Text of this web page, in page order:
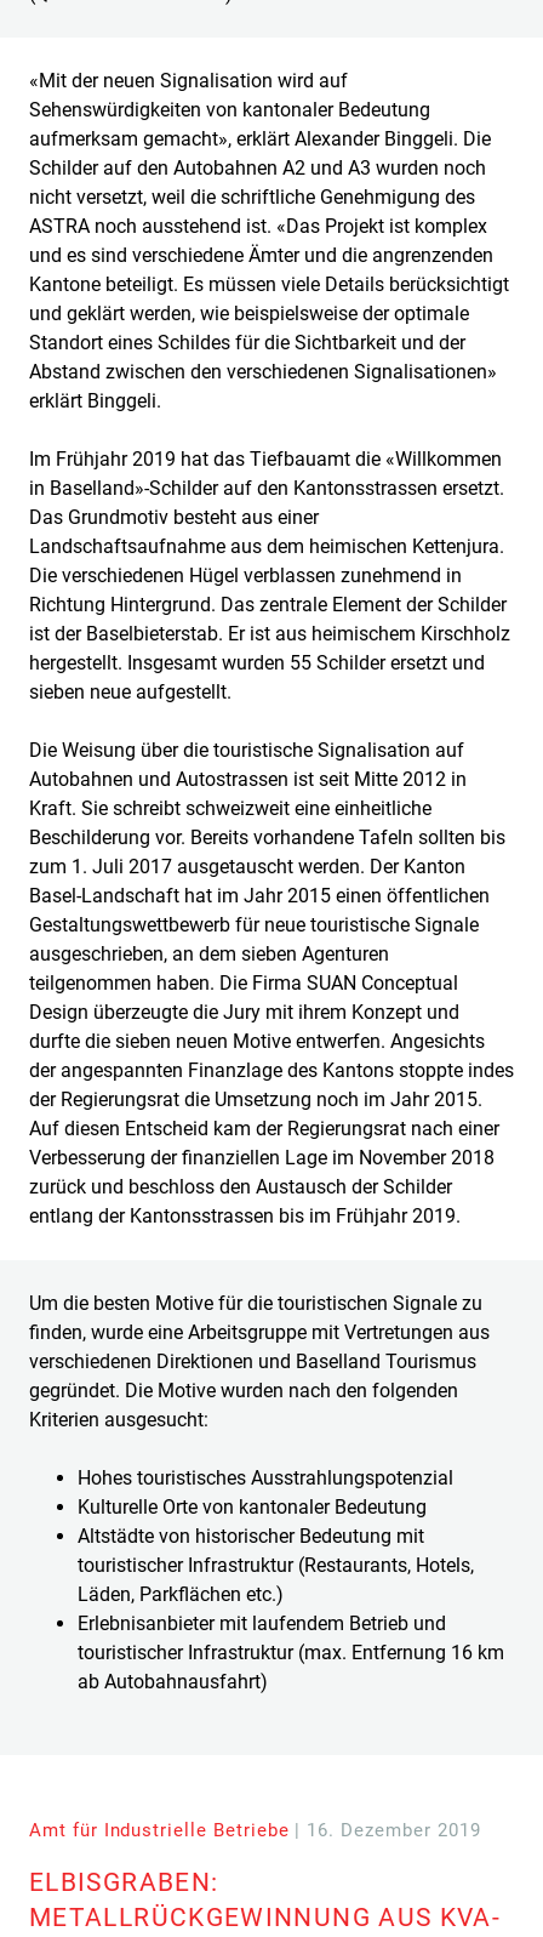
«Mit der neuen Signalisation wird auf
Sehenswürdigkeiten von kantonaler Bedeutung
aufmerksam gemacht», erklärt Alexander Binggeli. Die
Schilder auf den Autobahnen A2 und A3 wurden noch
nicht versetzt, weil die schriftliche Genehmigung des
ASTRA noch ausstehend ist. «Das Projekt ist komplex
und es sind verschiedene Ämter und die angrenzenden
Kantone beteiligt. Es müssen viele Details berücksichtigt
und geklärt werden, wie beispielsweise der optimale
Standort eines Schildes für die Sichtbarkeit und der
Abstand zwischen den verschiedenen Signalisationen»
erklärt Binggeli.
Im Frühjahr 2019 hat das Tiefbauamt die «Willkommen
in Baselland»-Schilder auf den Kantonsstrassen ersetzt.
Das Grundmotiv besteht aus einer
Landschaftsaufnahme aus dem heimischen Kettenjura.
Die verschiedenen Hügel verblassen zunehmend in
Richtung Hintergrund. Das zentrale Element der Schilder
ist der Baselbieterstab. Er ist aus heimischem Kirschholz
hergestellt. Insgesamt wurden 55 Schilder ersetzt und
sieben neue aufgestellt.
Die Weisung über die touristische Signalisation auf
Autobahnen und Autostrassen ist seit Mitte 2012 in
Kraft. Sie schreibt schweizweit eine einheitliche
Beschilderung vor. Bereits vorhandene Tafeln sollten bis
zum 1. Juli 2017 ausgetauscht werden. Der Kanton
Basel-Landschaft hat im Jahr 2015 einen öffentlichen
Gestaltungswettbewerb für neue touristische Signale
ausgeschrieben, an dem sieben Agenturen
teilgenommen haben. Die Firma SUAN Conceptual
Design überzeugte die Jury mit ihrem Konzept und
durfte die sieben neuen Motive entwerfen. Angesichts
der angespannten Finanzlage des Kantons stoppte indes
der Regierungsrat die Umsetzung noch im Jahr 2015.
Auf diesen Entscheid kam der Regierungsrat nach einer
Verbesserung der finanziellen Lage im November 2018
zurück und beschloss den Austausch der Schilder
entlang der Kantonsstrassen bis im Frühjahr 2019.
Um die besten Motive für die touristischen Signale zu
finden, wurde eine Arbeitsgruppe mit Vertretungen aus
verschiedenen Direktionen und Baselland Tourismus
gegründet. Die Motive wurden nach den folgenden
Kriterien ausgesucht:
Hohes touristisches Ausstrahlungspotenzial
Kulturelle Orte von kantonaler Bedeutung
Altstädte von historischer Bedeutung mit
touristischer Infrastruktur (Restaurants, Hotels,
Läden, Parkflächen etc.)
Erlebnisanbieter mit laufendem Betrieb und
touristischer Infrastruktur (max. Entfernung 16 km
ab Autobahnausfahrt)
Amt für Industrielle Betriebe | 16. Dezember 2019
ELBISGRABEN:
METALLRÜCKGEWINNUNG AUS KVA-